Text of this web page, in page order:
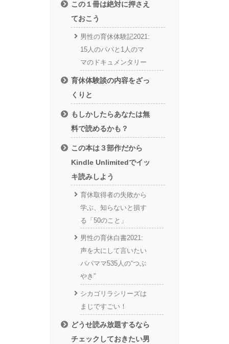
この１冊は絶対に押さえ
ておこう
男性の育休体験記2021:
15人のパパと1人のマ
マのドキュメンタリー
育休体験談の内容をざっ
くりと
もしかしたらあなたは無
料で読めるかも？
この本は３部作だから
Kindle Unlimitedでイッ
キ読みしよう
育休取得者の失敗から
学ぶ、知らないと損す
る「50のこと」
男性の育休白書2021:
声を大にして言いたい
パパママ535人の“つぶ
やき”
シカゴリラシリーズは
まじですごい！
どうせ読み放題するなら
チェックしておきたい男